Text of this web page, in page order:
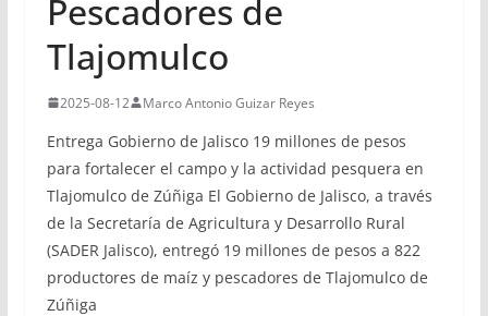
Pescadores de
Tlajomulco
2025-08-12 Marco Antonio Guizar Reyes
Entrega Gobierno de Jalisco 19 millones de pesos
para fortalecer el campo y la actividad pesquera en
Tlajomulco de Zúñiga El Gobierno de Jalisco, a través
de la Secretaría de Agricultura y Desarrollo Rural
(SADER Jalisco), entregó 19 millones de pesos a 822
productores de maíz y pescadores de Tlajomulco de
Zúñiga